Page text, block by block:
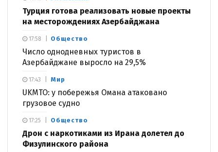
Турция готова реализовать новые проекты
на месторождениях Азербайджана
Общество
Число однодневных туристов в
Азербайджане выросло на 29,5%
17:58
Мир
UKMTO: у побережья Омана атаковано
грузовое судно
17:43
Общество
Дрон с наркотиками из Ирана долетел до
Физулинского района
17:25